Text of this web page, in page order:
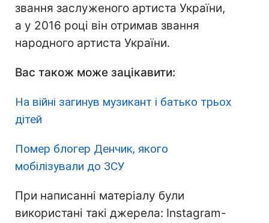
звання заслуженого артиста України,
а у 2016 році він отримав звання
народного артиста України.
Вас також може зацікавити:
На війні загинув музикант і батько трьох
дітей
Помер блогер Денчик, якого
мобілізували до ЗСУ
При написанні матеріалу були
використані такі джерела: Instagram-